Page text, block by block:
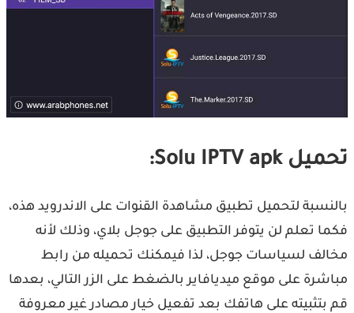
تحميل Solu IPTV apk:
بالنسبة لتحميل تطبيق مشاهدة القنوات على الاندرويد هذه،
فكما تعلم لن يتوفر التطبيق على جوجل بلاي، وذلك لأنه
مخالف لسياسات جوجل، لذا فيمكنك تحميله من رابط
مباشرة على موقع ميديافاير بالضغط على الزر التالي، بعدها
قم بتثبيته على هاتفك بعد تفعيل خيار مصادر غير معروفة